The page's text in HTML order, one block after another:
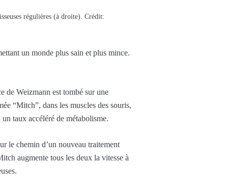
régulières (à droite). Crédit:
un monde plus sain et plus mince.
de Weizmann est tombé sur une
“Mitch”, dans les muscles des souris,
taux accéléré de métabolisme.
le chemin d’un nouveau traitement
augmente tous les deux la vitesse à